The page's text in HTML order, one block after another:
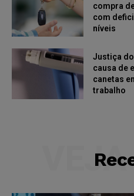
compra
com
níveis
Justiça
causa de
canetas
trabalho